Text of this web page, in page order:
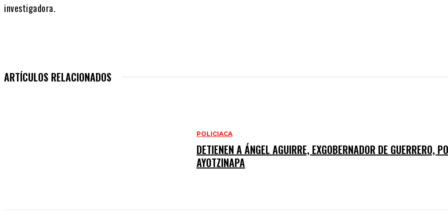
investigadora.
ARTÍCULOS RELACIONADOS
POLICIACA
DETIENEN A ÁNGEL AGUIRRE, EXGOBERNADOR DE GUERRERO,
AYOTZINAPA